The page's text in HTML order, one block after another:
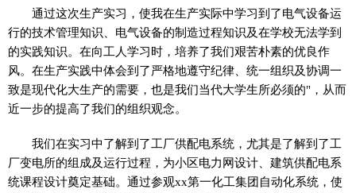
通过这次生产实习，使我在生产实际中学习到了电气设备运
行的技术管理知识、电气设备的制造过程知识及在学校无法学到
的实践知识。在向工人学习时，培养了我们艰苦朴素的优良作
风。在生产实践中体会到了严格地遵守纪律、统一组织及协调一
致是现代化大生产的需要，也是我们当代大学生所必须的"，从而
近一步的提高了我们的组织观念。
我们在实习中了解到了工厂供配电系统，尤其是了解到了工
厂变电所的组成及运行过程，为小区电力网设计、建筑供配电系
统课程设计奠定基础。通过参观xx第一化工集团自动化系统，使